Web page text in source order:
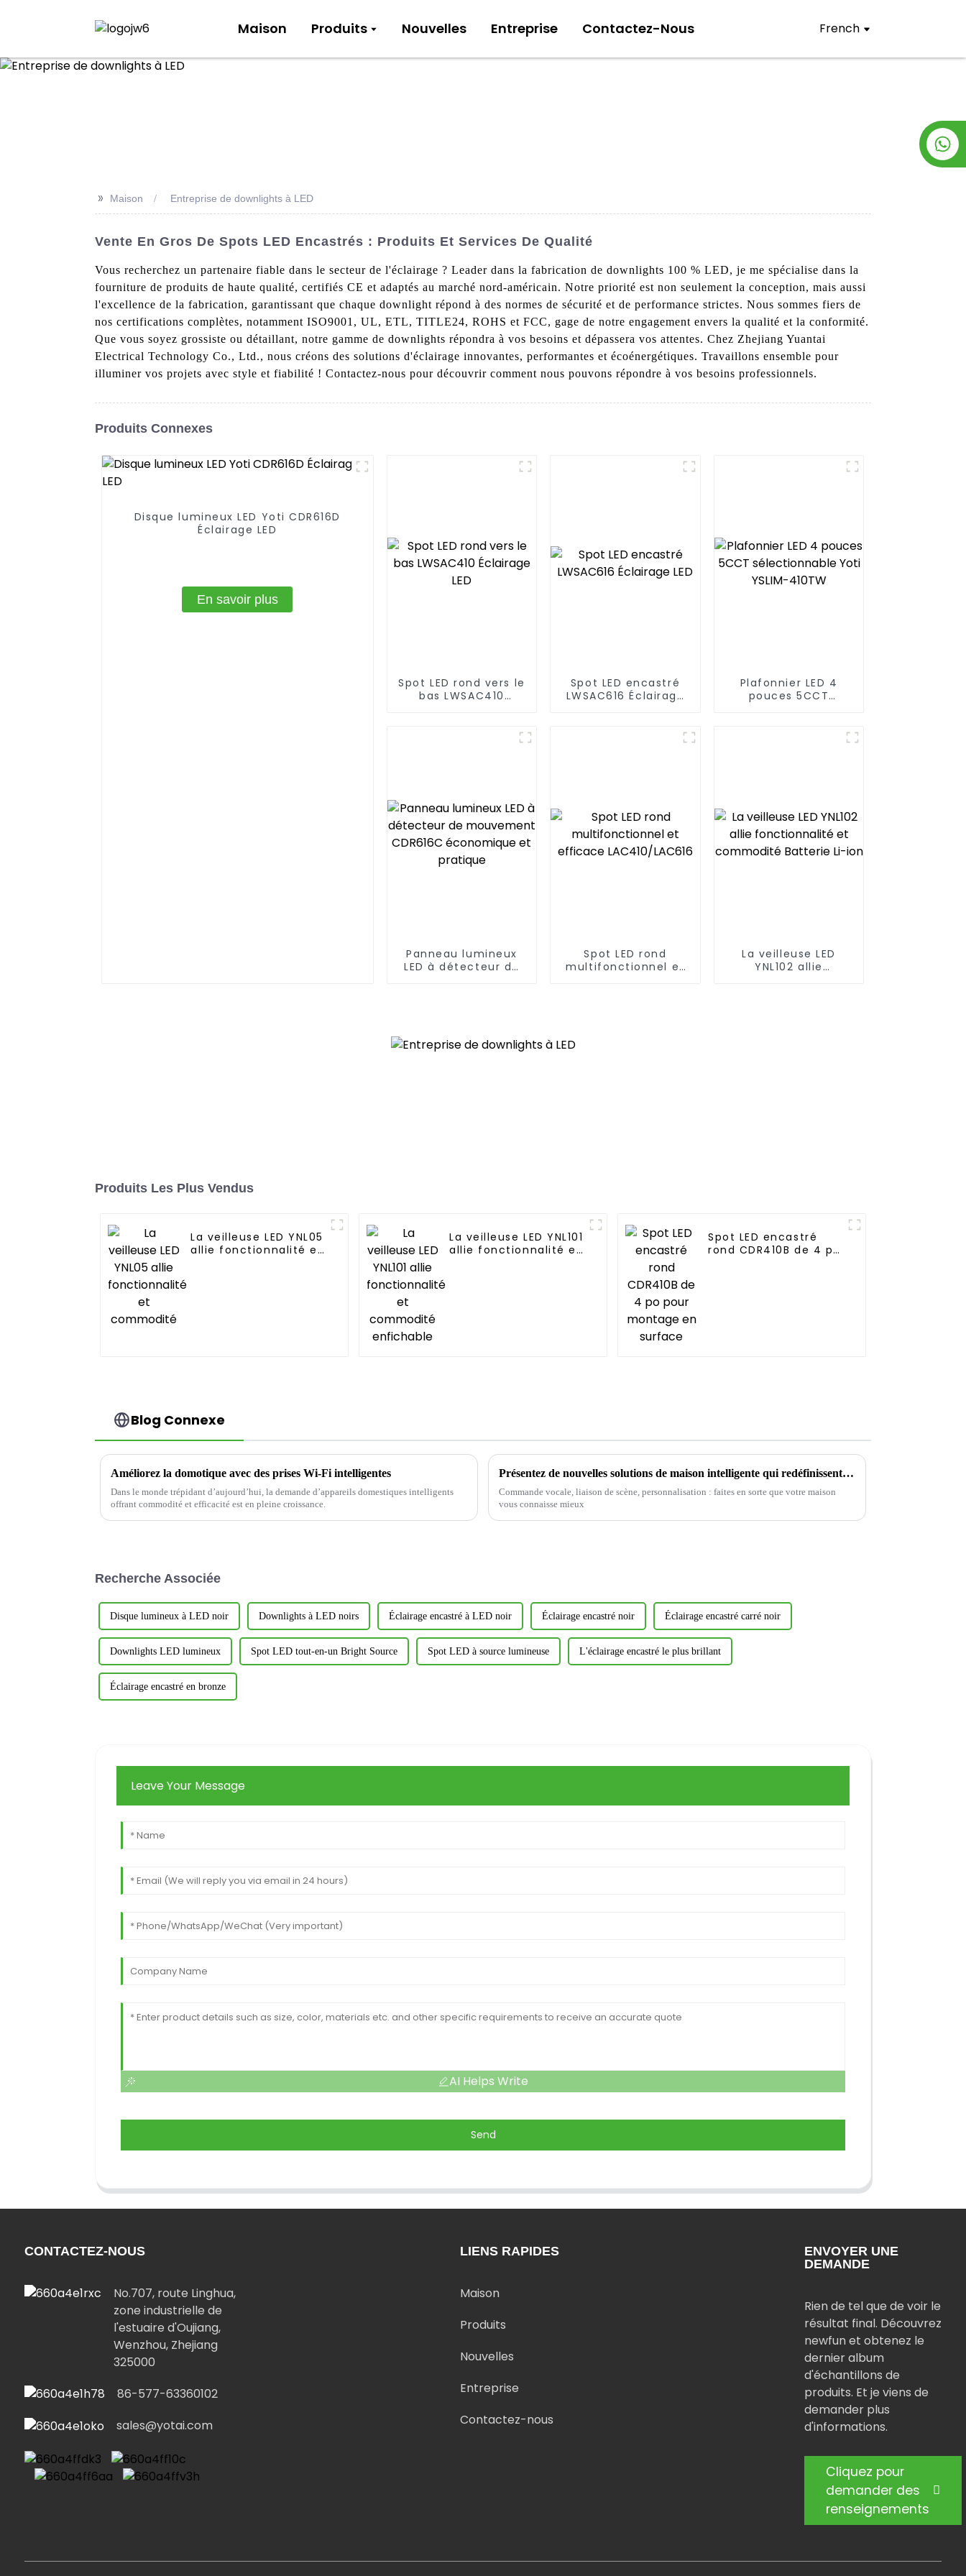
Maison Produits Nouvelles Entreprise Contactez-Nous French
>> Maison Entreprise de downlights à LED
Vente En Gros De Spots LED Encastrés : Produits Et Services De Qualité
Vous recherchez un partenaire fiable dans le secteur de l'éclairage ? Leader dans la fabrication de downlights 100 % LED, je me spécialise dans la
fourniture de produits de haute qualité, certifiés CE et adaptés au marché nord-américain. Notre priorité est non seulement la conception, mais aussi
l'excellence de la fabrication, garantissant que chaque downlight répond à des normes de sécurité et de performance strictes. Nous sommes fiers de
nos certifications complètes, notamment ISO9001, UL, ETL, TITLE24, ROHS et FCC, gage de notre engagement envers la qualité et la conformité.
Que vous soyez grossiste ou détaillant, notre gamme de downlights répondra à vos besoins et dépassera vos attentes. Chez Zhejiang Yuantai
Electrical Technology Co., Ltd., nous créons des solutions d'éclairage innovantes, performantes et écoénergétiques. Travaillons ensemble pour
illuminer vos projets avec style et fiabilité ! Contactez-nous pour découvrir comment nous pouvons répondre à vos besoins professionnels.
Produits Connexes
Disque lumineux LED Yoti CDR616D
Éclairage LED
En savoir plus
Spot LED rond vers le
bas LWSAC410
Spot LED encastré
LWSAC616 Éclairage
Plafonnier LED 4
pouces 5CCT
Panneau lumineux
LED à détecteur de
Spot LED rond
multifonctionnel et
La veilleuse LED
YNL102 allie
Produits Les Plus Vendus
La veilleuse LED YNL05
allie fonctionnalité et
La veilleuse LED YNL101
allie fonctionnalité et
Spot LED encastré
rond CDR410B de 4 po
Blog Connexe
Améliorez la domotique avec des prises Wi-Fi intelligentes
Dans le monde trépidant d’aujourd’hui, la demande d’appareils domestiques intelligents
offrant commodité et efficacité est en pleine croissance.
Présentez de nouvelles solutions de maison intelligente qui redéfinissent le confort de vie
Commande vocale, liaison de scène, personnalisation : faites en sorte que votre maison
vous connaisse mieux
Recherche Associée
Disque lumineux à LED noir Downlights à LED noirs Éclairage encastré à LED noir Éclairage encastré noir Éclairage encastré carré noir
Downlights LED lumineux Spot LED tout-en-un Bright Source Spot LED à source lumineuse L'éclairage encastré le plus brillant
Éclairage encastré en bronze
Leave Your Message
AI Helps Write
Send
CONTACTEZ-NOUS
No.707, route Linghua,
zone industrielle de
l'estuaire d'Oujiang,
Wenzhou, Zhejiang
325000
86-577-63360102
sales@yotai.com
LIENS RAPIDES
Maison
Produits
Nouvelles
Entreprise
Contactez-nous
ENVOYER UNE
DEMANDE
Rien de tel que de voir le
résultat final. Découvrez
newfun et obtenez le
dernier album
d'échantillons de
produits. Et je viens de
demander plus
d'informations.
Cliquez pour
demander des
renseignements